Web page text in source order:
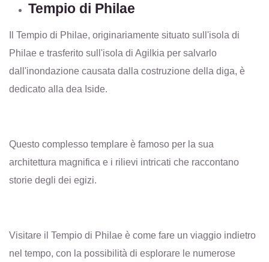
Tempio di Philae
Il Tempio di Philae, originariamente situato sull'isola di
Philae e trasferito sull'isola di Agilkia per salvarlo
dall'inondazione causata dalla costruzione della diga, è
dedicato alla dea Iside.
Questo complesso templare è famoso per la sua
architettura magnifica e i rilievi intricati che raccontano
storie degli dei egizi.
Visitare il Tempio di Philae è come fare un viaggio indietro
nel tempo, con la possibilità di esplorare le numerose